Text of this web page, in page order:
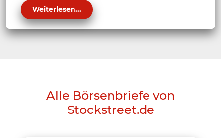
Weiterlesen...
Alle Börsenbriefe von
Stockstreet.de